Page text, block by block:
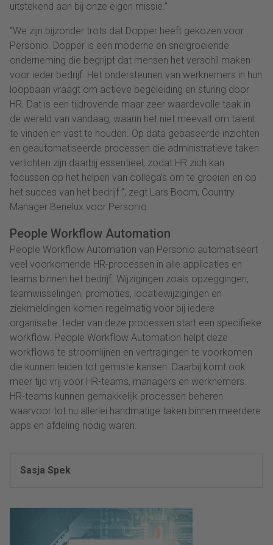
uitstekend aan bij onze eigen missie.”
“We zijn bijzonder trots dat Dopper heeft gekozen voor
Personio. Dopper is een moderne en snelgroeiende
onderneming die begrijpt dat mensen het verschil maken
voor ieder bedrijf. Het ondersteunen van werknemers in hun
loopbaan vraagt om actieve begeleiding en sturing door
HR. Dat is een tijdrovende maar zeer waardevolle taak in
de wereld van vandaag, waarin het niet meevalt om talent
te vinden en vast te houden. Op data gebaseerde inzichten
en geautomatiseerde processen die administratieve taken
verlichten zijn daarbij essentieel, zodat HR zich kan
focussen op het helpen van collega’s om te groeien en op
het succes van het bedrijf ”, zegt Lars Boom, Country
Manager Benelux voor Personio.
People Workflow Automation
People Workflow Automation van Personio automatiseert
veel voorkomende HR-processen in alle applicaties en
teams binnen het bedrijf. Wijzigingen zoals opzeggingen,
teamwisselingen, promoties, locatiewijzigingen en
ziekmeldingen komen regelmatig voor bij iedere
organisatie. Ieder van deze processen start een specifieke
workflow. People Workflow Automation helpt deze
workflows te stroomlijnen en vertragingen te voorkomen
die kunnen leiden tot gemiste kansen. Daarbij komt ook
meer tijd vrij voor HR-teams, managers en werknemers.
HR-teams kunnen gemakkelijk processen beheren
waarvoor tot nu allerlei handmatige taken binnen meerdere
apps en afdeling nodig waren.
Sasja Spek